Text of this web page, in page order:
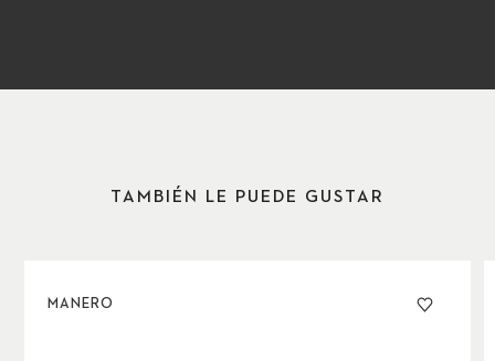
la persona que lleva el reloj también pueden tener un
que el volante y el escape giren sobre sí mismos y
TAMBIÉN LE PUEDE GUSTAR
MANERO